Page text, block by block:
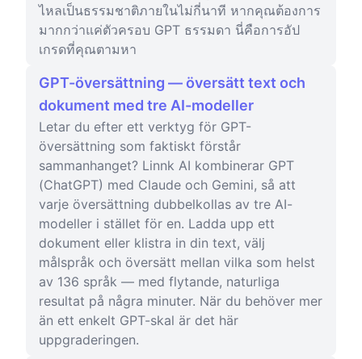
ไหลเป็นธรรมชาติภายในไม่กี่นาที หากคุณต้องการ
มากกว่าแค่ตัวครอบ GPT ธรรมดา นี่คือการอัป
เกรดที่คุณตามหา
GPT-översättning — översätt text och
dokument med tre AI-modeller
Letar du efter ett verktyg för GPT-
översättning som faktiskt förstår
sammanhanget? Linnk AI kombinerar GPT
(ChatGPT) med Claude och Gemini, så att
varje översättning dubbelkollas av tre AI-
modeller i stället för en. Ladda upp ett
dokument eller klistra in din text, välj
målspråk och översätt mellan vilka som helst
av 136 språk — med flytande, naturliga
resultat på några minuter. När du behöver mer
än ett enkelt GPT-skal är det här
uppgraderingen.